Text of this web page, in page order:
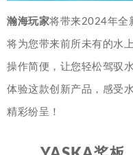
瀚海玩家将带来2024年全
将为您带来前所未有的水
操作简便，让您轻松驾驭
体验这款创新产品，感受
精彩纷呈！